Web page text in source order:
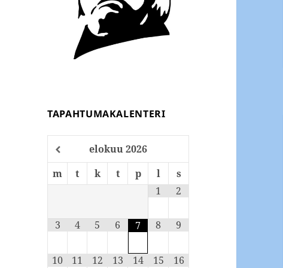
TAPAHTUMAKALENTERI
elokuu2026
m
t k t p l
s
1
2
3 4 5 6 7 8 9
10 11 12 13 14 15 16